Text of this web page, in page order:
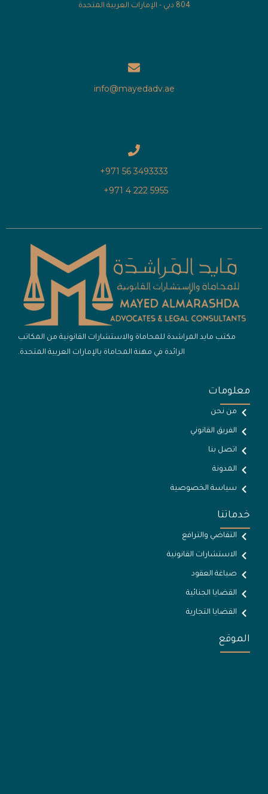
804 دبي - الإمارات العربية المتحدة
info@mayedadv.ae
3493333 56 971+
5955 222 4 971+
مكتب مايد المراشدة للمحاماة والاستشارات القانونية من المكاتب
الرائدة في مهنة المحاماة بالإمارات العربية المتحدة.
معلومات
من نحن
الفريق القانوني
اتصل بنا
المدونة
سياسة الخصوصية
خدماتنا
التقاضي والترافع
الاستشارات القانونية
صياغة العقود
القضايا الجنائية
القضايا التجارية
الموقع